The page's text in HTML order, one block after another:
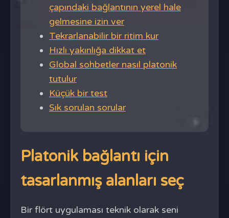
çapındaki bağlantının yerel hale
gelmesine izin ver
Tekrarlanabilir bir ritim kur
Hızlı yakınlığa dikkat et
Global sohbetler nasıl platonik
tutulur
Küçük bir test
Sık sorulan sorular
Platonik bağlantı için
tasarlanmış alanları seç
Bir flört uygulaması teknik olarak seni